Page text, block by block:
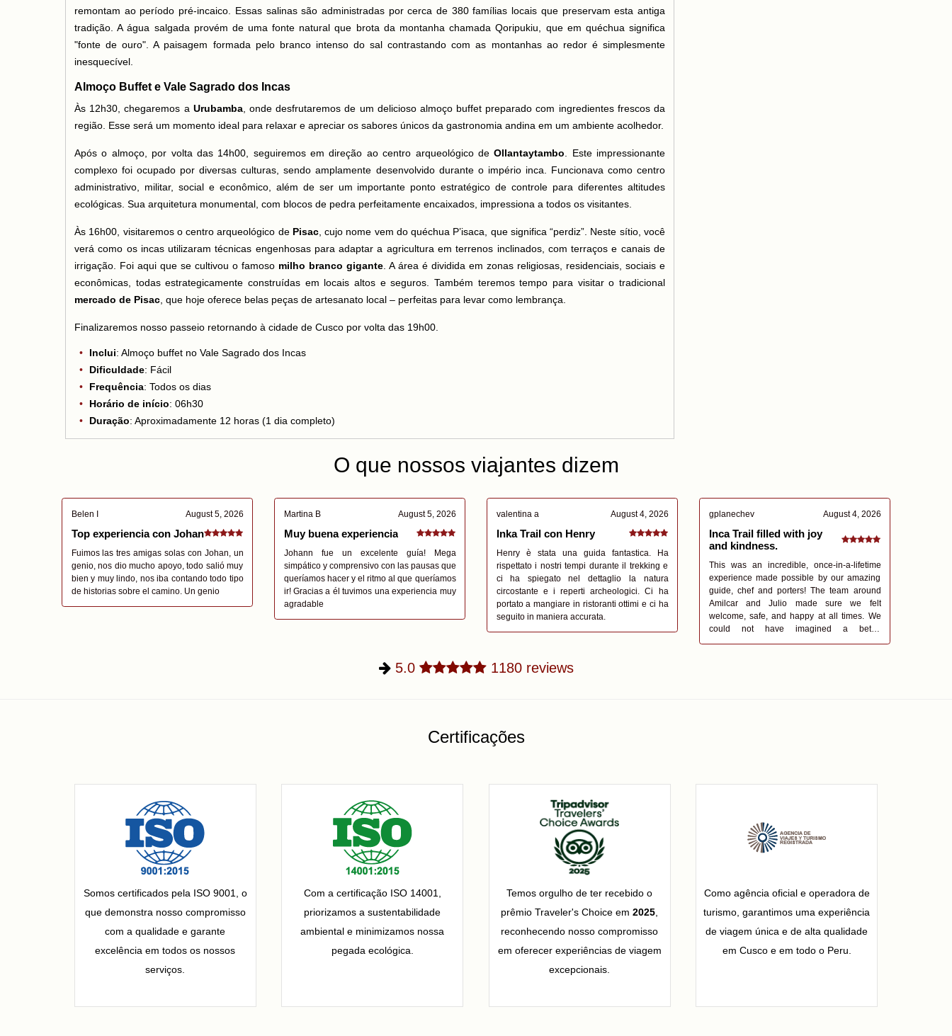
remontam ao período pré-incaico. Essas salinas são administradas por cerca de 380 famílias locais que preservam esta antiga
tradição. A água salgada provém de uma fonte natural que brota da montanha chamada Qoripukiu, que em quéchua significa
"fonte de ouro". A paisagem formada pelo branco intenso do sal contrastando com as montanhas ao redor é simplesmente
inesquecível.
Almoço Buffet e Vale Sagrado dos Incas
Às 12h30, chegaremos a Urubamba, onde desfrutaremos de um delicioso almoço buffet preparado com ingredientes frescos da
região. Esse será um momento ideal para relaxar e apreciar os sabores únicos da gastronomia andina em um ambiente acolhedor.
Após o almoço, por volta das 14h00, seguiremos em direção ao centro arqueológico deOllantaytambo . Este impressionante
complexo foi ocupado por diversas culturas, sendo amplamente desenvolvido durante o império inca. Funcionava como centro
administrativo, militar, social e econômico, além de ser um importante ponto estratégico de controle para diferentes altitudes
ecológicas. Sua arquitetura monumental, com blocos de pedra perfeitamente encaixados, impressiona a todos os visitantes.
Às 16h00, visitaremos o centro arqueológico de Pisac, cujo nome vem do quéchua P’isaca , que significa “perdiz”. Neste sítio, você
verá como os incas utilizaram técnicas engenhosas para adaptar a agricultura em terrenos inclinados, com terraços e canais de
irrigação. Foi aqui que se cultivou o famoso milho branco gigante . A área é dividida em zonas religiosas, residenciais, sociais e
econômicas, todas estrategicamente construídas em locais altos e seguros. Também teremos tempo para visitar o tradicional
mercado de Pisac , que hoje oferece belas peças de artesanato local – perfeitas para levar como lembrança.
Finalizaremos nosso passeio retornando à cidade de Cusco por volta das 19h00.
Inclui: Almoço buffet no Vale Sagrado dos Incas
Dificuldade: Fácil
Frequência: Todos os dias
Horário de início: 06h30
Duração: Aproximadamente 12 horas (1 dia completo)
O que nossos viajantes dizem
Belen I August 5, 2026
Top experiencia con Johan
Fuimos las tres amigas solas con Johan, un
genio, nos dio mucho apoyo, todo salió muy
bien y muy lindo, nos iba contando todo tipo
de historias sobre el camino. Un genio
Martina B August 5, 2026
Muy buena experiencia
Johann fue un excelente guía! Mega
simpático y comprensivo con las pausas que
queríamos hacer y el ritmo al que queríamos
ir! Gracias a él tuvimos una experiencia muy
agradable
valentina a August 4, 2026
Inka Trail con Henry
Henry è stata una guida fantastica. Ha
rispettato i nostri tempi durante il trekking e
ci ha spiegato nel dettaglio la natura
circostante e i reperti archeologici. Ci ha
portato a mangiare in ristoranti ottimi e ci ha
seguito in maniera accurata.
gplanechev August 4, 2026
Inca Trail filled with joy
and kindness.
This was an incredible, once-in-a-lifetime
experience made possible by our amazing
guide, chef and porters! The team around
Amilcar and Julio made sure we felt
welcome, safe, and happy at all times. We
could not have imagined a better
5.0 1180reviews
Certificações
Somos certificados pela ISO 9001, o
que demonstra nosso compromisso
com a qualidade e garante
excelência em todos os nossos
serviços.
Com a certificação ISO 14001,
priorizamos a sustentabilidade
ambiental e minimizamos nossa
pegada ecológica.
Temos orgulho de ter recebido o
prêmio Traveler's Choice em2025
reconhecendo nosso compromisso
em oferecer experiências de viagem
excepcionais.
Como agência oficial e operadora de
turismo, garantimos uma experiência
de viagem única e de alta qualidade
em Cusco e em todo o Peru.